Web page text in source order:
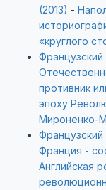
(2013) -
«круглого
противник
эпоху
Мироненко-
Франция -
Английская